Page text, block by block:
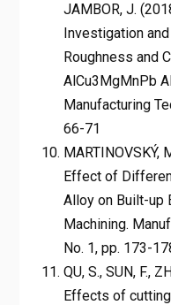
JAMBOR, J.
Investigation
Roughness and
AlCu3MgMnPb
Manufacturing
66-71
MARTINOVSKÝ,
Effect of
Alloy on Built-up
Machining.
No. 1, pp. 173-
QU, S., SUN, F.,
Effects of